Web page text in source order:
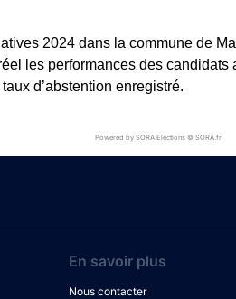
2024 dans la commune de
les performances des
d’abstention enregistré.
Powered by SORA Elections © SORA.fr
En savoir plus
Nous contacter